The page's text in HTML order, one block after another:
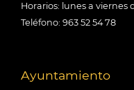
Horarios: lunes a viernes
Teléfono: 963 52 54 78
Ayuntamiento